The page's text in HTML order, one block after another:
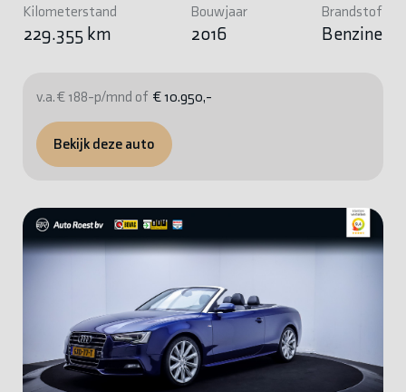
Kilometerstand
229.355 km
Bouwjaar
2016
Brandstof
Benzine
v.a. € 188-p/mnd of € 10.950,-
Bekijk deze auto